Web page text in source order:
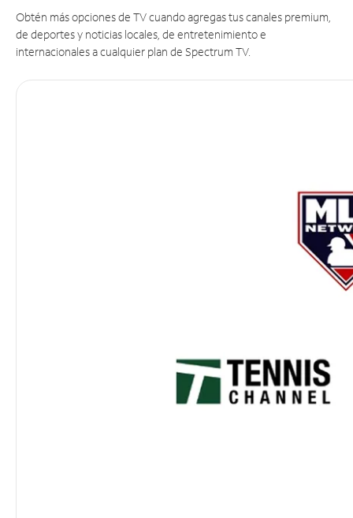
Obtén más opciones de TV cuando agregas tus canales premium,
de deportes y noticias locales, de entretenimiento e
internacionales a cualquier plan de Spectrum TV.